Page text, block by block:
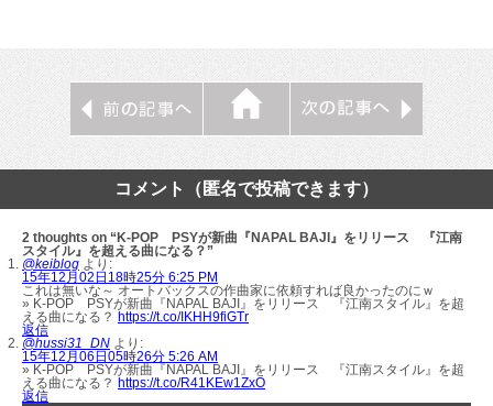
コメント（匿名で投稿できます）
2 thoughts on “K-POP PSYが新曲『NAPAL BAJI』をリリース 『江南
スタイル』を超える曲になる？”
@keiblog より:
15年12月02日18時25分 6:25 PM
これは無いな～ オートバックスの作曲家に依頼すれば良かったのにｗ
» K-POP PSYが新曲『NAPAL BAJI』をリリース 『江南スタイル』を超
える曲になる？ https://t.co/IKHH9fiGTr
返信
@hussi31_DN より:
15年12月06日05時26分 5:26 AM
» K-POP PSYが新曲『NAPAL BAJI』をリリース 『江南スタイル』を超
える曲になる？ https://t.co/R41KEw1ZxO
返信